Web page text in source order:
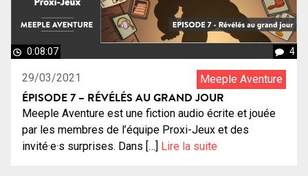
0:08:07 4
29/03/2021 Meeple Aventure
ÉPISODE 7 – RÉVÉLÉS AU GRAND JOUR
Meeple Aventure est une fiction audio écrite et jouée
par les membres de l’équipe Proxi-Jeux et des
invité·e·s surprises. Dans […]
Lire la suite